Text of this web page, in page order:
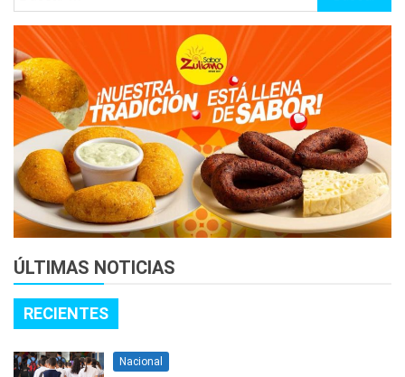
ÚLTIMAS NOTICIAS
RECIENTES
Nacional